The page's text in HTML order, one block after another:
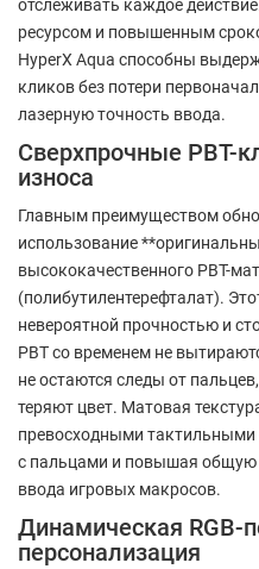
отслеживать каждое
ресурсом и повышенным
HyperX Aqua способны
кликов без потери
лазерную точность ввода.
Сверхпрочные PBT-
износа
Главным преимуществом
использование
высококачественного PBT-
(полибутилентерефталат).
невероятной прочностью и
PBT со временем не
не остаются следы от
теряют цвет. Матовая
превосходными тактильными
с пальцами и повышая общую
ввода игровых макросов.
Динамическая RGB-
персонализация